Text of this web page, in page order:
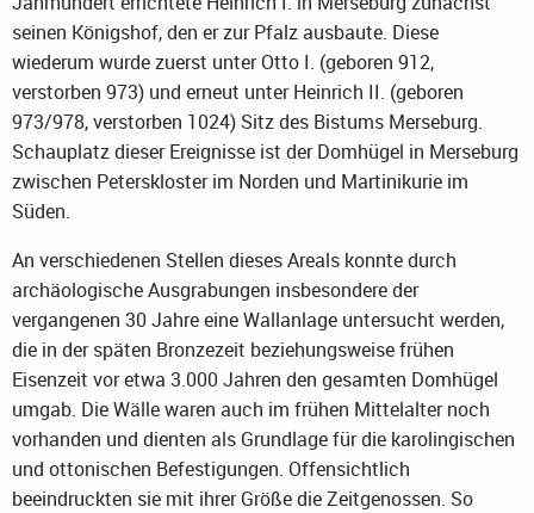
seinen Königshof, den er zur Pfalz ausbaute. Diese
wiederum wurde zuerst unter Otto I. (geboren 912,
verstorben 973) und erneut unter Heinrich II. (geboren
973/978, verstorben 1024) Sitz des Bistums Merseburg.
Schauplatz dieser Ereignisse ist der Domhügel in Merseburg
zwischen Peterskloster im Norden und Martinikurie im
Süden.
An verschiedenen Stellen dieses Areals konnte durch
archäologische Ausgrabungen insbesondere der
vergangenen 30 Jahre eine Wallanlage untersucht werden,
die in der späten Bronzezeit beziehungsweise frühen
Eisenzeit vor etwa 3.000 Jahren den gesamten Domhügel
umgab. Die Wälle waren auch im frühen Mittelalter noch
vorhanden und dienten als Grundlage für die karolingischen
und ottonischen Befestigungen. Offensichtlich
beeindruckten sie mit ihrer Größe die Zeitgenossen. So